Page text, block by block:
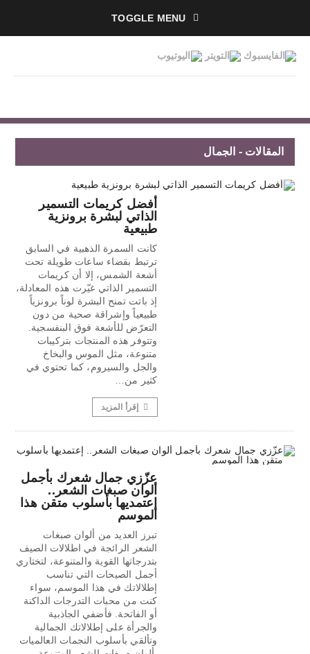
TOGGLE MENU
المقالات - الجمال
أفضل كريمات التسمير
الذاتي لبشرة برونزية
طبيعية
كانت السمرة الذهبية في السابق
ترتبط بقضاء ساعات طويلة تحت
أشعة الشمس، إلا أن كريمات
التسمير الذاتي غيّرت هذه المعادلة،
إذ باتت تمنح البشرة لوناً برونزياً
طبيعياً وإشراقة صحية من دون
التعرّض للأشعة فوق البنفسجية.
وتتوفر هذه المنتجات بتركيبات
متنوعة، مثل الموس والبخاخ
والجل والسيروم، كما تحتوي في
كثير من…
إقرأ المزيد
عزّزي جمال شعرك بأجمل
ألوان صبغات الشعر..
إعتمديها بأسلوب متقن هذا
الموسم
تبرز العديد من ألوان صبغات
الشعر الرائجة في اطلالات الصيف
بتدرجاتها القوية والمتنوعة، لتختاري
أجمل الصيحات التي تناسب
إطلالاتك في هذا الموسم، سواء
كنت من محبات التدرجات الداكنة
أو الفاتحة. فأضفي الجاذبية
والجرأة على إطلالاتك الجمالية
وتألقي بأسلوب النجمات العالميات